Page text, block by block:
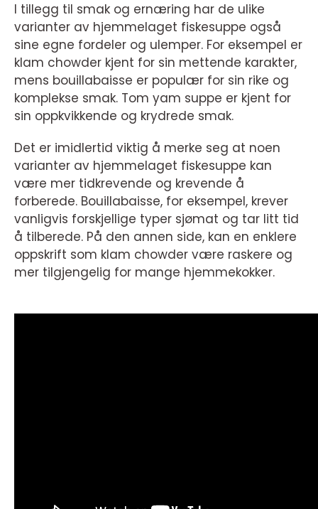
I tillegg til smak og ernæring har de ulike
varianter av hjemmelaget fiskesuppe også
sine egne fordeler og ulemper. For eksempel er
klam chowder kjent for sin mettende karakter,
mens bouillabaisse er populær for sin rike og
komplekse smak. Tom yam suppe er kjent for
sin oppkvikkende og krydrede smak.
Det er imidlertid viktig å merke seg at noen
varianter av hjemmelaget fiskesuppe kan
være mer tidkrevende og krevende å
forberede. Bouillabaisse, for eksempel, krever
vanligvis forskjellige typer sjømat og tar litt tid
å tilberede. På den annen side, kan en enklere
oppskrift som klam chowder være raskere og
mer tilgjengelig for mange hjemmekokker.